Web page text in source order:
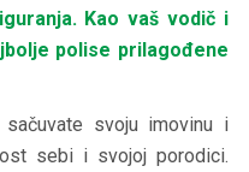
Kao vaš vodič i
polise prilagođene
svoju imovinu i
sebi i svojoj porodici.